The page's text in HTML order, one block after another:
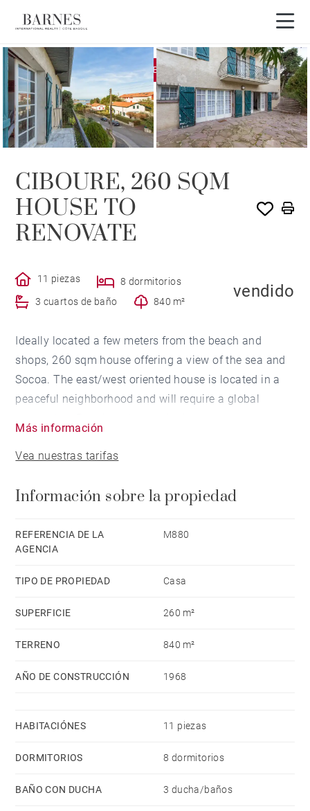
EXCLUSIVIDAD VENDIDO POR BARNES
CIBOURE, 260 SQM
HOUSE TO
RENOVATE
11 piezas
8 dormitorios
3 cuartos de baño
840 m²
vendido
Ideally located a few meters from the beach and
shops, 260 sqm house offering a view of the sea and
Socoa. The east/west oriented house is located in a
peaceful neighborhood and will require a global
Más información
Vea nuestras tarifas
Información sobre la propiedad
REFERENCIA DE LA
AGENCIA
M880
TIPO DE PROPIEDAD Casa
SUPERFICIE 260 m²
TERRENO 840 m²
AÑO DE CONSTRUCCIÓN 1968
HABITACIÓNES 11 piezas
DORMITORIOS 8 dormitorios
BAÑO CON DUCHA 3 ducha/baños